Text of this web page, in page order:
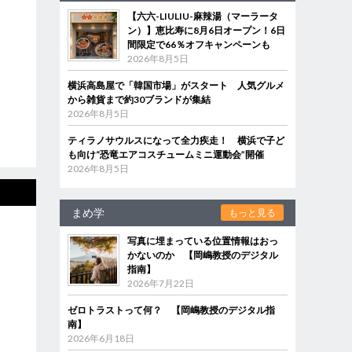
【六六-LIULIU-麻辣湯（マーラータ
ン）】恵比寿に8月6日オープン！6日
間限定で66％オフキャンペーンも
2026年8月5日
横浜高島屋で「韓国市場」がスタート 人気グルメ
から雑貨まで約30ブランドが集結
2026年8月5日
ティラノサウルスになって全力疾走！ 横浜で子ど
も向け“恐竜エアコスチュームミニ運動会”開催
2026年8月5日
まめ学 もっと見る
写真に埋まっている位置情報はおっ
かないのか 【岡嶋教授のデジタル
指南】
2026年7月22日
ゼロトラストって何？ 【岡嶋教授のデジタル指
南】
2026年6月18日